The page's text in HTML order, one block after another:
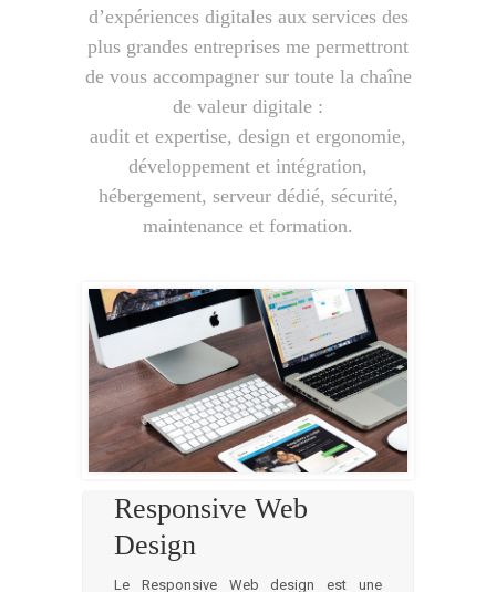
d’expériences digitales aux services des
plus grandes entreprises me permettront
de vous accompagner sur toute la chaîne
de valeur digitale :
audit et expertise, design et ergonomie,
développement et intégration,
hébergement, serveur dédié, sécurité,
maintenance et formation.
Responsive Web
Design
Le Responsive Web design est une